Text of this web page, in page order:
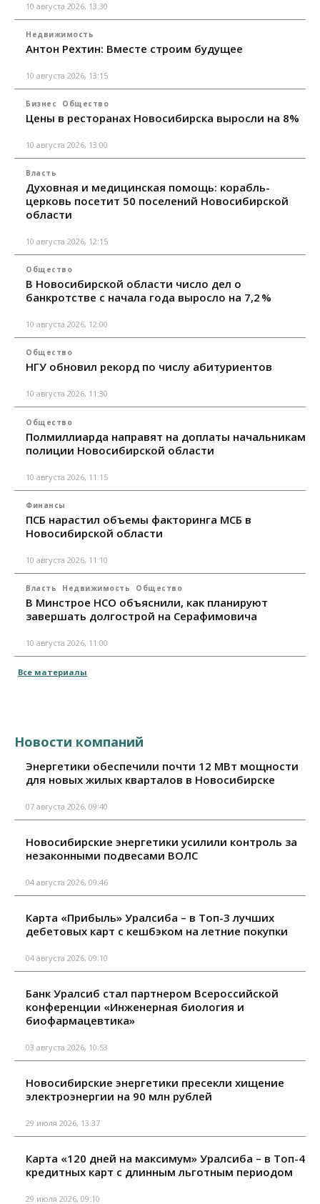
10 августа 2026, 13:30
Недвижимость
Антон Рехтин: Вместе строим будущее
10 августа 2026, 13:15
Бизнес Общество
Цены в ресторанах Новосибирска выросли на 8%
10 августа 2026, 13:00
Власть
Духовная и медицинская помощь: корабль-
церковь посетит 50 поселений Новосибирской
области
10 августа 2026, 12:15
Общество
В Новосибирской области число дел о
банкротстве с начала года выросло на 7,2 %
10 августа 2026, 12:00
Общество
НГУ обновил рекорд по числу абитуриентов
10 августа 2026, 11:30
Общество
Полмиллиарда направят на доплаты начальникам
полиции Новосибирской области
10 августа 2026, 11:15
Финансы
ПСБ нарастил объемы факторинга МСБ в
Новосибирской области
10 августа 2026, 11:10
Власть Недвижимость Общество
В Минстрое НСО объяснили, как планируют
завершать долгострой на Серафимовича
10 августа 2026, 11:00
Все материалы
Новости компаний
Энергетики обеспечили почти 12 МВт мощности
для новых жилых кварталов в Новосибирске
07 августа 2026, 09:40
Новосибирские энергетики усилили контроль за
незаконными подвесами ВОЛС
04 августа 2026, 09:46
Карта «Прибыль» Уралсиба – в Топ-3 лучших
дебетовых карт с кешбэком на летние покупки
04 августа 2026, 09:10
Банк Уралсиб стал партнером Всероссийской
конференции «Инженерная биология и
биофармацевтика»
03 августа 2026, 10:53
Новосибирские энергетики пресекли хищение
электроэнергии на 90 млн рублей
29 июля 2026, 13:37
Карта «120 дней на максимум» Уралсиба – в Топ-4
кредитных карт с длинным льготным периодом
29 июля 2026, 09:10